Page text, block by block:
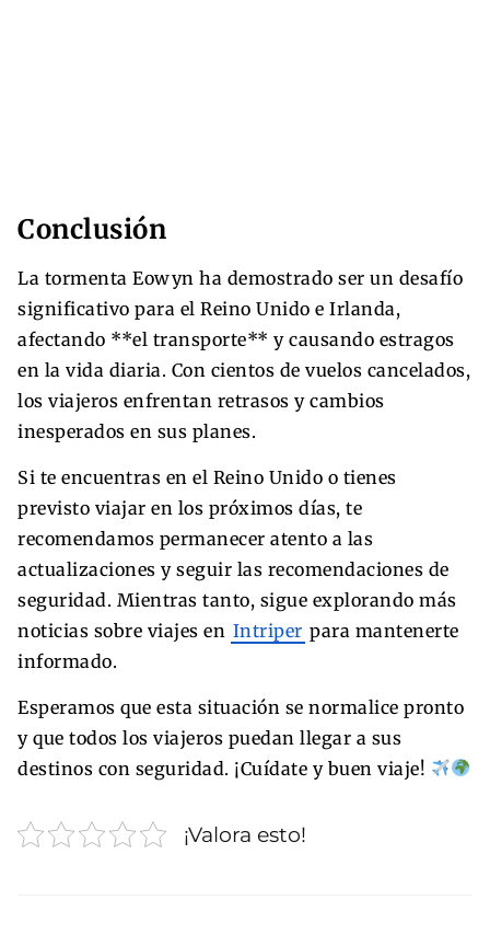
Conclusión
La tormenta Eowyn ha demostrado ser un desafío
significativo para el Reino Unido e Irlanda,
afectando **el transporte** y causando estragos
en la vida diaria. Con cientos de vuelos cancelados,
los viajeros enfrentan retrasos y cambios
inesperados en sus planes.
Si te encuentras en el Reino Unido o tienes
previsto viajar en los próximos días, te
recomendamos permanecer atento a las
actualizaciones y seguir las recomendaciones de
seguridad. Mientras tanto, sigue explorando más
noticias sobre viajes en Intriper para mantenerte
informado.
Esperamos que esta situación se normalice pronto
y que todos los viajeros puedan llegar a sus
destinos con seguridad. ¡Cuídate y buen viaje!
¡Valora esto!